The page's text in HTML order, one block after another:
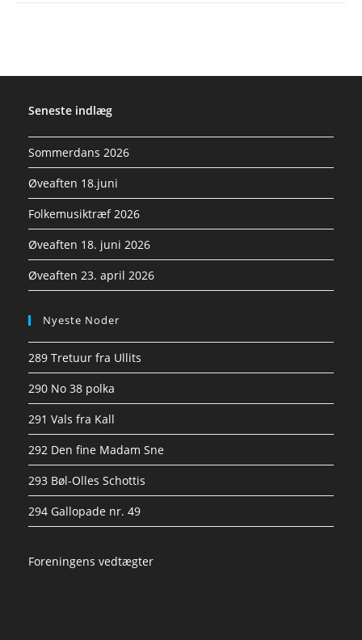
Seneste indlæg
Sommerdans 2026
Øveaften 18.juni
Folkemusiktræf 2026
Øveaften 18. juni 2026
Øveaften 23. april 2026
Nyeste Noder
289 Tretuur fra Ullits
290 No 38 polka
291 Vals fra Kall
292 Den fine Madam Sne
293 Bøl-Olles Schottis
294 Gallopade nr. 49
Foreningens vedtægter